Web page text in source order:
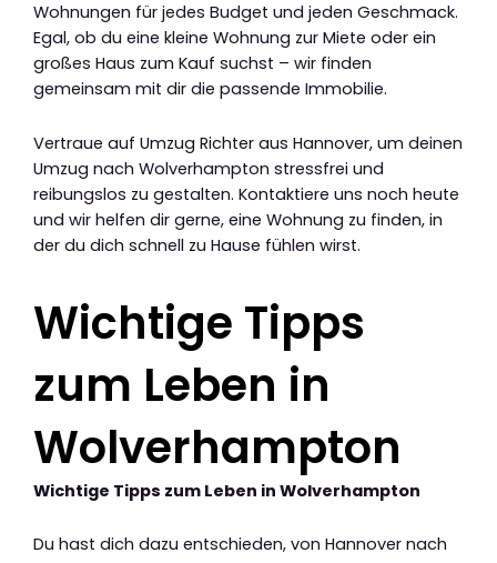
Wohnungen für jedes Budget und jeden Geschmack.
Egal, ob du eine kleine Wohnung zur Miete oder ein
großes Haus zum Kauf suchst – wir finden
gemeinsam mit dir die passende Immobilie.
Vertraue auf Umzug Richter aus Hannover, um deinen
Umzug nach Wolverhampton stressfrei und
reibungslos zu gestalten. Kontaktiere uns noch heute
und wir helfen dir gerne, eine Wohnung zu finden, in
der du dich schnell zu Hause fühlen wirst.
Wichtige Tipps
zum Leben in
Wolverhampton
Wichtige Tipps zum Leben in Wolverhampton
Du hast dich dazu entschieden, von Hannover nach